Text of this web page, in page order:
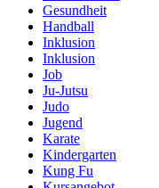
Gesundheit
Handball
Inklusion
Inklusion
Job
Ju-Jutsu
Judo
Jugend
Karate
Kindergarten
Kung Fu